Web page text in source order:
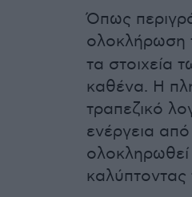
Όπως
ολοκλήρωση
τα στοιχεία
καθένα. Η
τραπεζικό
ενέργεια